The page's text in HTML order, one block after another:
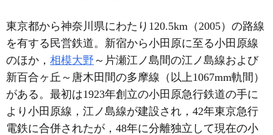
東京都から神奈川県にわたり120.5km（2005）の路線
を有する民営鉄道。新宿から小田原に至る小田原線
のほか， 相模大野 ～片瀬江ノ島間の江ノ島線および
新百合ヶ丘～唐木田間の多摩線（以上1067mm軌間）
がある。最初は1923年創立の小田原急行鉄道の手に
より小田原線，江ノ島線が建設され，42年東京急行
電鉄に合併されたが，48年に分離独立して現在の小